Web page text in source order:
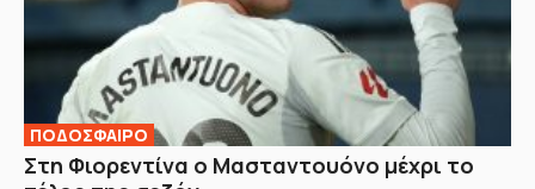
ΠΟΔΟΣΦΑΙΡΟ
Στη Φιορεντίνα ο Μασταντουόνο μέχρι το